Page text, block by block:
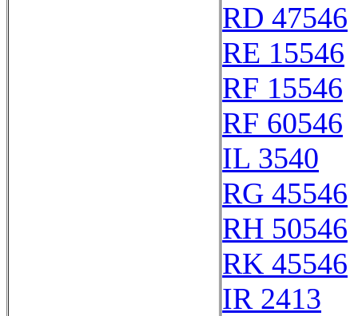
RD 47546
RE 15546
RF 15546
RF 60546
IL 3540
RG 45546
RH 50546
RK 45546
IR 2413